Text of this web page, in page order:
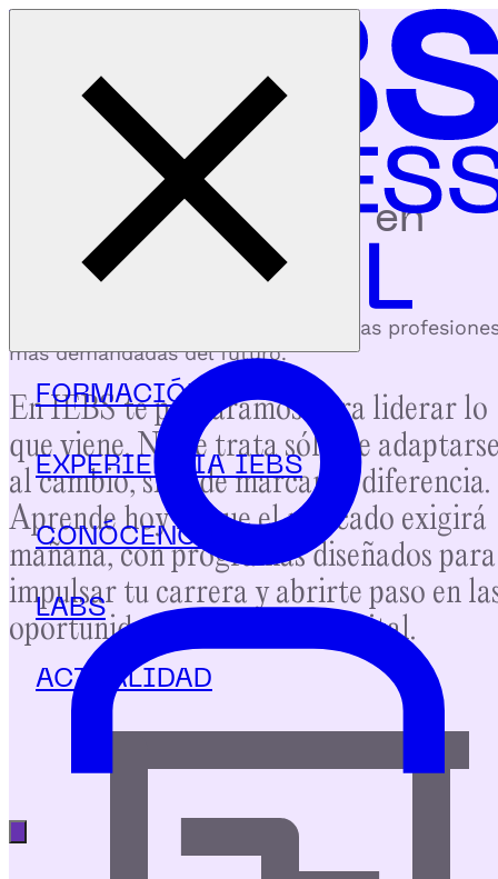
FORMACIÓN
EXPERIENCIA IEBS
CONÓCENOS
LABS
ACTUALIDAD
Inicio
Programas
oferta formativa en
iebs
Toda la formación innovadora para las
más demandadas del futuro.
En IEBS te preparamos para liderar lo
que viene.No se trata sólo de
al cambio, sino de marcar la diferencia.
Aprende hoy lo que el mercado exigirá
mañana, con programas diseñados para
impulsar tu carrera y abrirte paso en
oportunidades del mundo digital.